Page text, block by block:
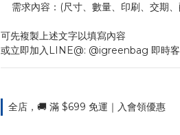
需求內容：(尺寸、數量、印刷、交期
可先複製上述文字以填寫內容
或立即加入LINE@: @igreenbag 即時客
全店，🚚 滿 $699 免運｜入會領優惠